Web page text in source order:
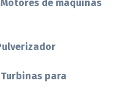
de máquinas
Turbinas para